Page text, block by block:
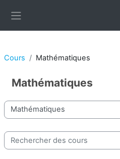
Cours Mathématiques
Mathématiques
Catégories de cours
Rechercher des cours